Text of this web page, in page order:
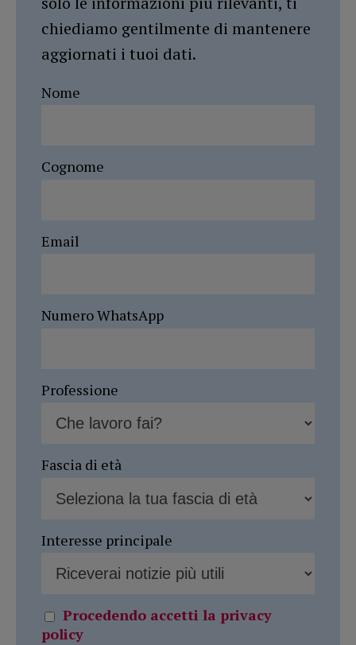
chiediamo gentilmente di mantenere
aggiornati i tuoi dati.
Nome
Cognome
Email
Numero WhatsApp
Professione
Fascia di età
Interesse principale
Procedendo accetti la privacy
policy